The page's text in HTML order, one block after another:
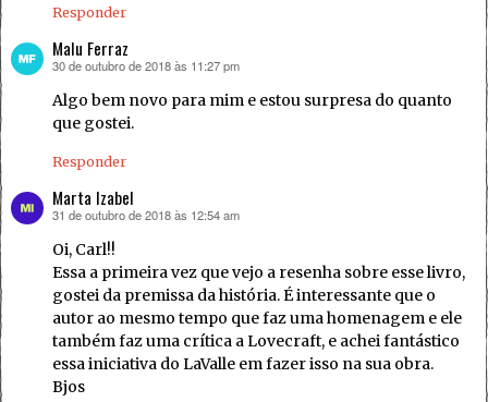
Responder
Malu Ferraz
disse:
30 de outubro de 2018 às 11:27 pm
Algo bem novo para mim e estou surpresa do quanto
que gostei.
Responder
Marta Izabel
disse:
31 de outubro de 2018 às 12:54 am
Oi, Carl!!
Essa a primeira vez que vejo a resenha sobre esse livro,
gostei da premissa da história. É interessante que o
autor ao mesmo tempo que faz uma homenagem e ele
também faz uma crítica a Lovecraft, e achei fantástico
essa iniciativa do LaValle em fazer isso na sua obra.
Bjos